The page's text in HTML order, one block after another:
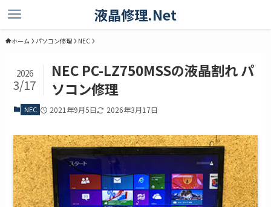
液晶修理.Net
ホーム パソコン修理 NEC
NEC PC-LZ750MSSの液晶割れ パ
ソコン修理
2026
3/17
NEC 2021年9月5日 2026年3月17日